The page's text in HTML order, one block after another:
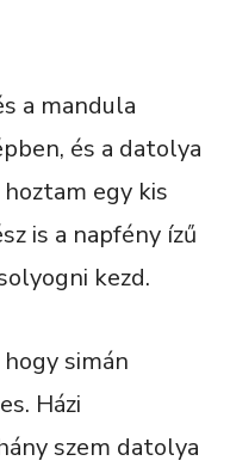
a mandula
és a datolya
egy kis
is a napfény ízű
kezd.
simán
Házi
szem datolya